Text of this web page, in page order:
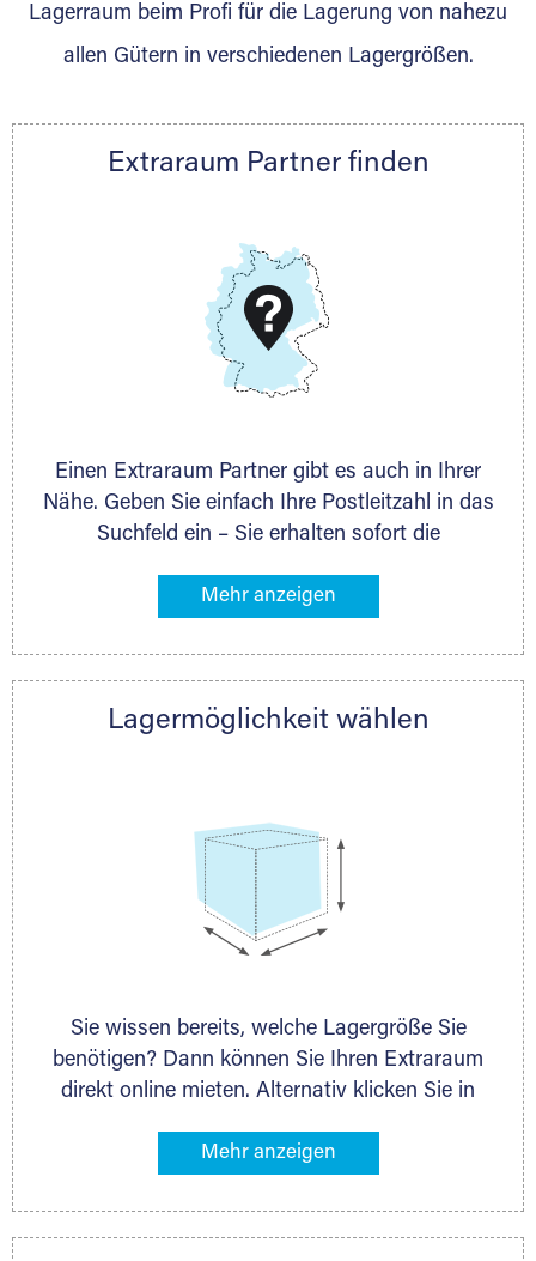
Nachricht.
Telefon:+49 6145 5442 - 404
DMG Aktiengesellschaft
www.dmg-ag.com
Lagerraum beim Profi für die Lagerung von nahezu
allen Gütern in verschiedenen Lagergrößen.
Extraraum Partner finden
Einen Extraraum Partner gibt es auch in Ihrer
Nähe. Geben Sie einfach Ihre Postleitzahl in das
Suchfeld ein – Sie erhalten sofort die
Lagermöglichkeiten in Ihrer Nähe. An zahlreichen
direkt online mieten. Gibt es Extraraum noch
nächstgelegenen Partner und besprechen alles
Lagermöglichkeit wählen
Sie wissen bereits, welche Lagergröße Sie
benötigen? Dann können Sie Ihren Extraraum
direkt online mieten. Alternativ klicken Sie in
Gegenstände an, die Sie einlagern möchten –
ermittelt. Natürlich steht Ihnen Ihr Extraraum